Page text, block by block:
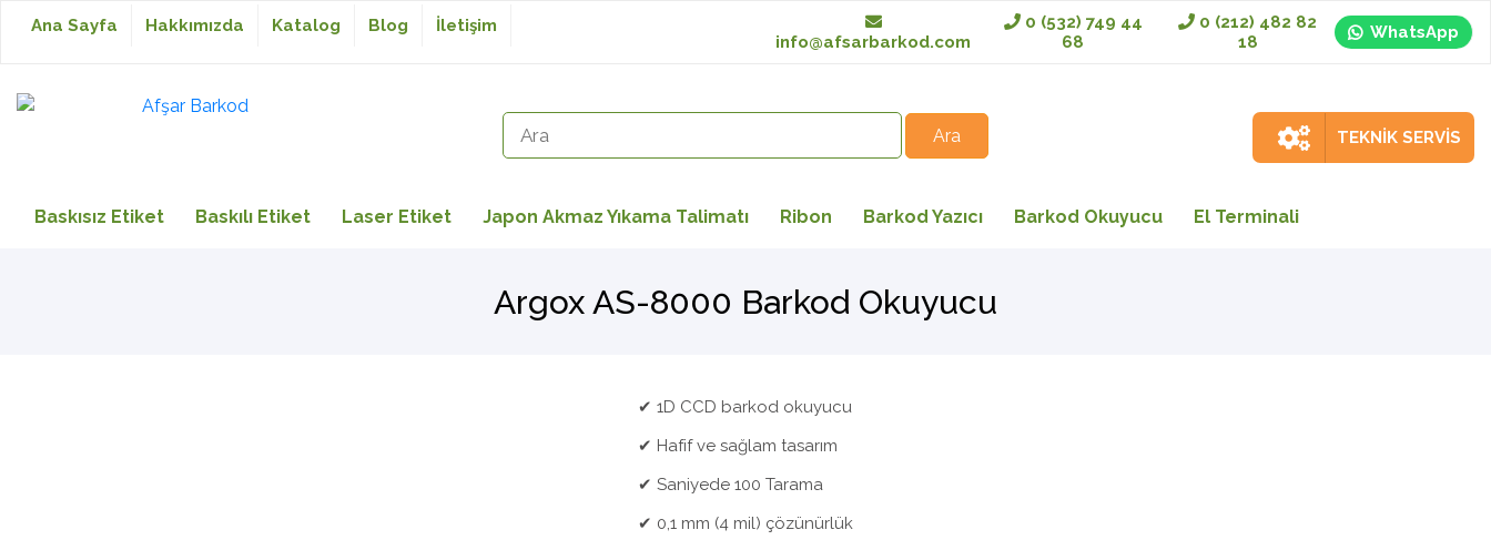
Ana Sayfa Hakkımızda Katalog Blog
İletişim
info@afsarbarkod.com
0 (532) 749 44
68
0 (212) 482 82
18
WhatsApp
TEKNİK SERVİS
Baskısız Etiket Baskılı Etiket Laser Etiket Japon Akmaz Yıkama Talimatı Ribon Barkod Yazıcı Barkod Okuyucu El Terminali
Argox AS-8000 Barkod Okuyucu
✔ 1D CCD barkod okuyucu
✔ Hafif ve sağlam tasarım
✔ Saniyede 100 Tarama
✔ 0,1 mm (4 mil) çözünürlük